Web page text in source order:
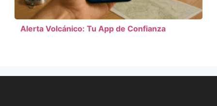
Alerta Volcánico: Tu App de Confianza